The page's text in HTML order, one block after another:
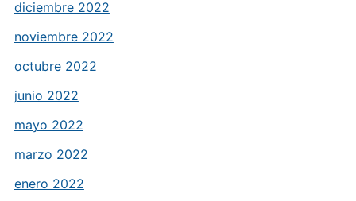
diciembre 2022
noviembre 2022
octubre 2022
junio 2022
mayo 2022
marzo 2022
enero 2022